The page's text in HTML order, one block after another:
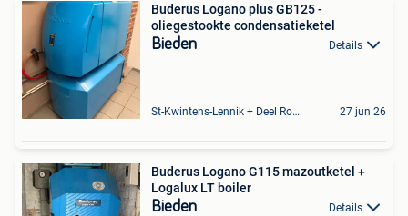
Buderus Logano plus GB125 -
oliegestookte condensatieketel
Bieden Details
St-Kwintens-Lennik + Deel Roosdaal 27 jun 26
Buderus Logano G115 mazoutketel +
Logalux LT boiler
Bieden Details